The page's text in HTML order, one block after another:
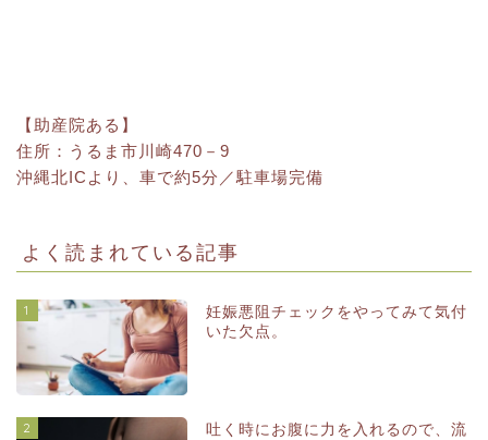
【助産院ある】
住所：うるま市川崎470－9
沖縄北ICより、車で約5分／駐車場完備
よく読まれている記事
1
妊娠悪阻チェックをやってみて気付
いた欠点。
2
吐く時にお腹に力を入れるので、流